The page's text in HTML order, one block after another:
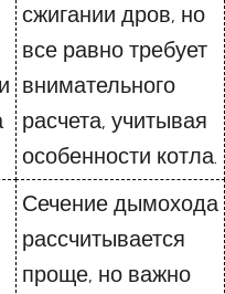
сжигании дров, но
все равно требует
внимательного
расчета, учитывая
особенности котла.
Сечение дымохода
рассчитывается
проще, но важно